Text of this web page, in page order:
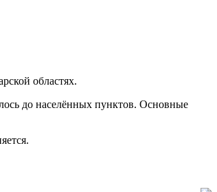
областях.
до населённых пунктов. Основные